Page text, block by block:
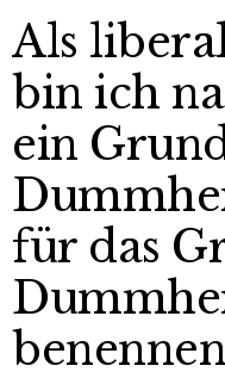
Als
bin ich
ein
für das